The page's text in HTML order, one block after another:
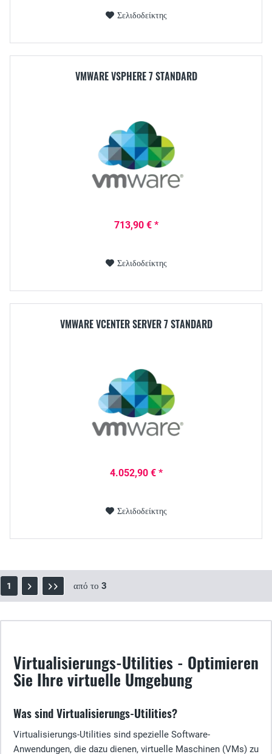
Σελιδοδείκτης
VMWARE VSPHERE 7 STANDARD
713,90 € *
Σελιδοδείκτης
VMWARE VCENTER SERVER 7 STANDARD
4.052,90 € *
Σελιδοδείκτης
1 από το 3
Virtualisierungs-Utilities - Optimieren
Sie Ihre virtuelle Umgebung
Was sind Virtualisierungs-Utilities?
Virtualisierungs-Utilities sind spezielle Software-
Anwendungen, die dazu dienen, virtuelle Maschinen (VMs) zu